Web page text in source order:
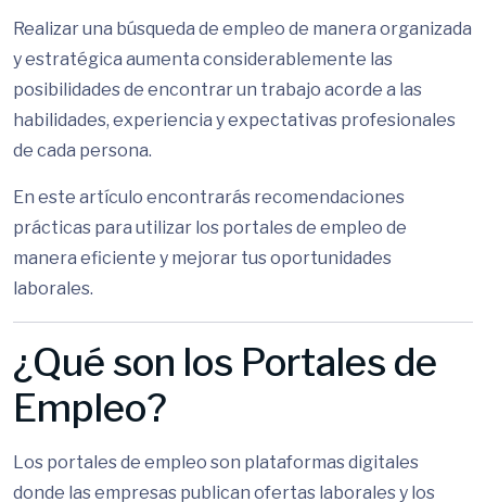
Realizar una búsqueda de empleo de manera organizada
y estratégica aumenta considerablemente las
posibilidades de encontrar un trabajo acorde a las
habilidades, experiencia y expectativas profesionales
de cada persona.
En este artículo encontrarás recomendaciones
prácticas para utilizar los portales de empleo de
manera eficiente y mejorar tus oportunidades
laborales.
¿Qué son los Portales de
Empleo?
Los portales de empleo son plataformas digitales
donde las empresas publican ofertas laborales y los